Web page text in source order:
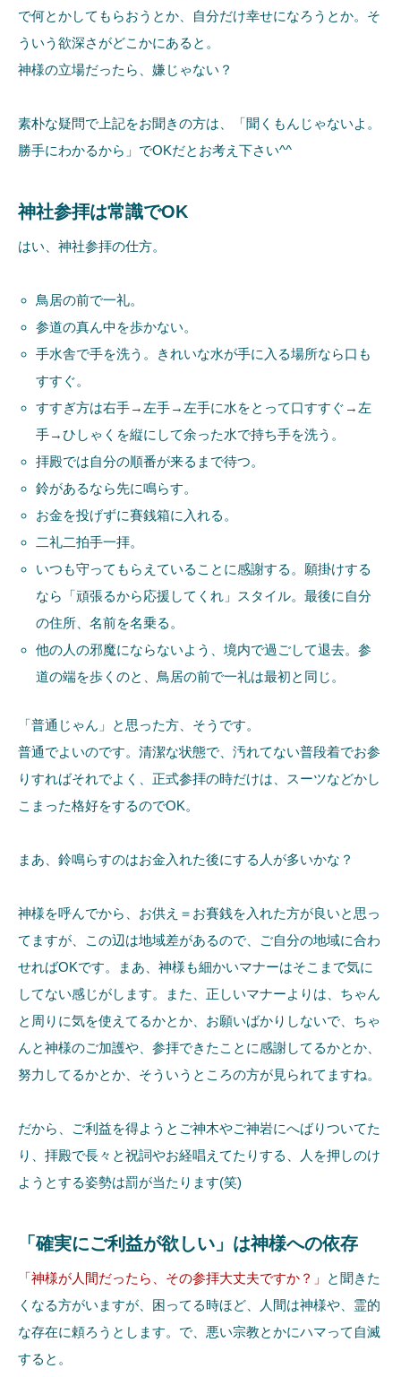
で何とかしてもらおうとか、自分だけ幸せになろうとか。そ
ういう欲深さがどこかにあると。
神様の立場だったら、嫌じゃない？
素朴な疑問で上記をお聞きの方は、「聞くもんじゃないよ。
勝手にわかるから」でOKだとお考え下さい^^
神社参拝は常識でOK
はい、神社参拝の仕方。
鳥居の前で一礼。
参道の真ん中を歩かない。
手水舎で手を洗う。きれいな水が手に入る場所なら口も
すすぐ。
すすぎ方は右手→左手→左手に水をとって口すすぐ→左
手→ひしゃくを縦にして余った水で持ち手を洗う。
拝殿では自分の順番が来るまで待つ。
鈴があるなら先に鳴らす。
お金を投げずに賽銭箱に入れる。
二礼二拍手一拝。
いつも守ってもらえていることに感謝する。願掛けする
なら「頑張るから応援してくれ」スタイル。最後に自分
の住所、名前を名乗る。
他の人の邪魔にならないよう、境内で過ごして退去。参
道の端を歩くのと、鳥居の前で一礼は最初と同じ。
「普通じゃん」と思った方、そうです。
普通でよいのです。清潔な状態で、汚れてない普段着でお参
りすればそれでよく、正式参拝の時だけは、スーツなどかし
こまった格好をするのでOK。
まあ、鈴鳴らすのはお金入れた後にする人が多いかな？
神様を呼んでから、お供え＝お賽銭を入れた方が良いと思っ
てますが、この辺は地域差があるので、ご自分の地域に合わ
せればOKです。まあ、神様も細かいマナーはそこまで気に
してない感じがします。また、正しいマナーよりは、ちゃん
と周りに気を使えてるかとか、お願いばかりしないで、ちゃ
んと神様のご加護や、参拝できたことに感謝してるかとか、
努力してるかとか、そういうところの方が見られてますね。
だから、ご利益を得ようとご神木やご神岩にへばりついてた
り、拝殿で長々と祝詞やお経唱えてたりする、人を押しのけ
ようとする姿勢は罰が当たります(笑)
「確実にご利益が欲しい」は神様への依存
「神様が人間だったら、その参拝大丈夫ですか？」
と聞きた
くなる方がいますが、困ってる時ほど、人間は神様や、霊的
な存在に頼ろうとします。で、悪い宗教とかにハマって自滅
すると。